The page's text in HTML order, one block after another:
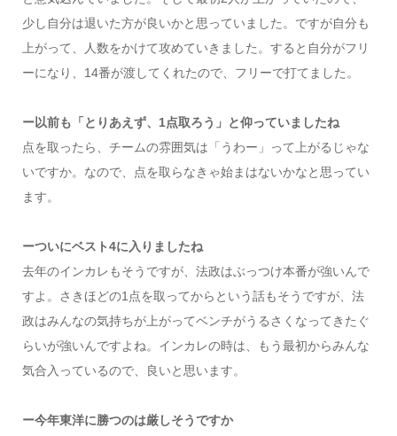
少し自分は退いた方が良いかと思っていました。ですが自分も
上がって、人数をかけて攻めていきました。すると自分がフリ
ーになり、14番が渡してくれたので、フリーで打てました。
ー以前も「とりあえず、1点取ろう」と仰っていましたね
点を取ったら、チームの雰囲気は「うわー」って上がるじゃな
いですか。なので、点を取らなきゃ始まはないかなと思ってい
ます。
ーついにベスト4に入りましたね
去年のインカレもそうですが、法政はぶっつけ本番が強いんで
すよ。さきほどの1点を取ってからという話もそうですが、法
政はみんなの気持ちが上がってベンチがうるさくなってきたぐ
らいが強いんですよね。インカレの時は、もう最初からみんな
気合入っているので、良いと思います。
ー今年東洋に勝つのは厳しそうですか